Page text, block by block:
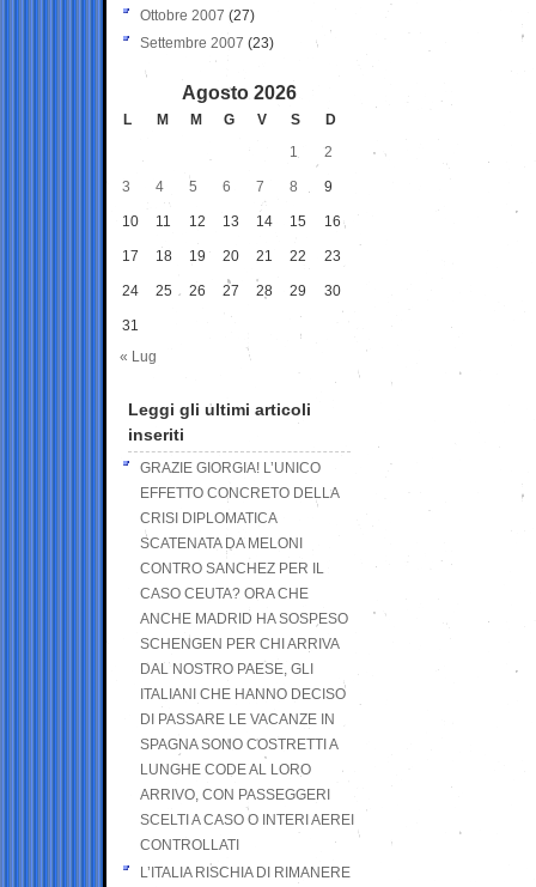
Ottobre 2007 (27)
Settembre 2007 (23)
Agosto 2026
L M M G V S
D
1
2
3 4 5 6 7 8 9
10 11 12 13 14 15 16
17 18 19 20 21 22 23
24 25 26 27 28 29 30
31
« Lug
Leggi gli ultimi articoli
inseriti
GRAZIE GIORGIA! L’UNICO
EFFETTO CONCRETO DELLA
CRISI DIPLOMATICA
SCATENATA DA MELONI
CONTRO SANCHEZ PER IL
CASO CEUTA? ORA CHE
ANCHE MADRID HA SOSPESO
SCHENGEN PER CHI ARRIVA
DAL NOSTRO PAESE, GLI
ITALIANI CHE HANNO DECISO
DI PASSARE LE VACANZE IN
SPAGNA SONO COSTRETTI A
LUNGHE CODE AL LORO
ARRIVO, CON PASSEGGERI
SCELTI A CASO O INTERI AEREI
CONTROLLATI
L’ITALIA RISCHIA DI RIMANERE